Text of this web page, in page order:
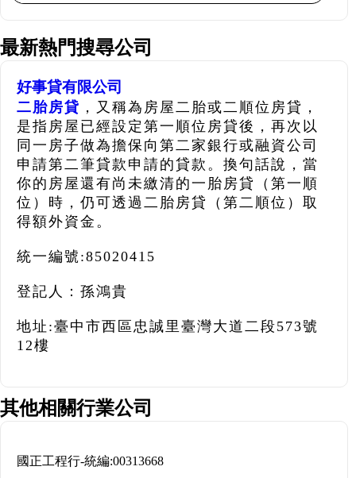
最新熱門搜尋公司
好事貸有限公司
二胎房貸 ，又稱為房屋二胎或二順位房貸，
是指房屋已經設定第一順位房貸後，再次以
同一房子做為擔保向第二家銀行或融資公司
申請第二筆貸款申請的貸款。換句話說，當
你的房屋還有尚未繳清的一胎房貸（第一順
位）時，仍可透過二胎房貸（第二順位）取
得額外資金。
統一編號:85020415
登記人：孫鴻貴
地址:臺中市西區忠誠里臺灣大道二段573號
12樓
其他相關行業公司
國正工程行-統編:00313668